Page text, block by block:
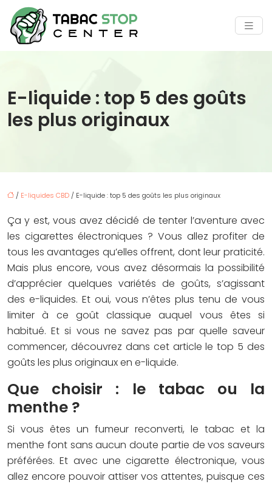
E-liquide : top 5 des goûts
les plus originaux
/ E-liquides CBD / E-liquide : top 5 des goûts les plus originaux
Ça y est, vous avez décidé de tenter l’aventure avec
les cigarettes électroniques ? Vous allez profiter de
tous les avantages qu’elles offrent, dont leur praticité.
Mais plus encore, vous avez désormais la possibilité
d’apprécier quelques variétés de goûts, s’agissant
des e-liquides. Et oui, vous n’êtes plus tenu de vous
limiter à ce goût classique auquel vous êtes si
habitué. Et si vous ne savez pas par quelle saveur
commencer, découvrez dans cet article le top 5 des
goûts les plus originaux en e-liquide.
Que choisir : le tabac ou la
menthe ?
Si vous êtes un fumeur reconverti, le tabac et la
menthe font sans aucun doute partie de vos saveurs
préférées. Et avec une cigarette électronique, vous
allez encore pouvoir attiser vos attentes, puisque ces